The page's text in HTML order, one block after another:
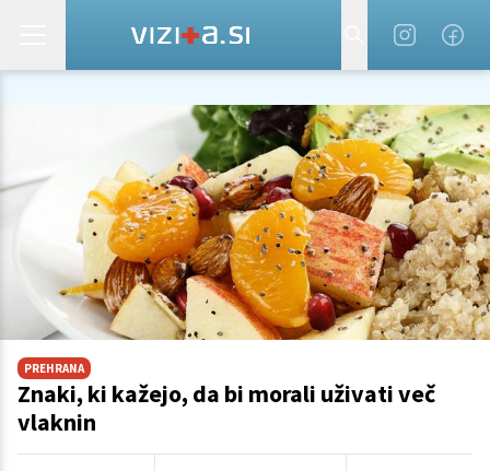
PREHRANA
Znaki, ki kažejo, da bi morali uživati več
vlaknin